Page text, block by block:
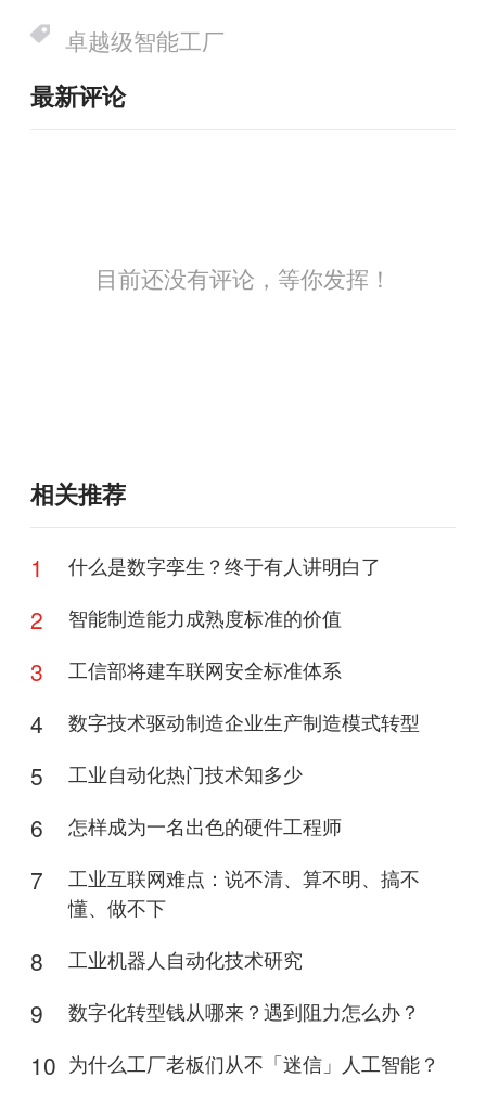
卓越级智能工厂
最新评论
目前还没有评论，等你发挥！
相关推荐
1 什么是数字孪生？终于有人讲明白了
2 智能制造能力成熟度标准的价值
3 工信部将建车联网安全标准体系
4 数字技术驱动制造企业生产制造模式转型
5 工业自动化热门技术知多少
6 怎样成为一名出色的硬件工程师
7
工业互联网难点：说不清、算不明、搞不
懂、做不下
8 工业机器人自动化技术研究
9 数字化转型钱从哪来？遇到阻力怎么办？
10 为什么工厂老板们从不「迷信」人工智能？